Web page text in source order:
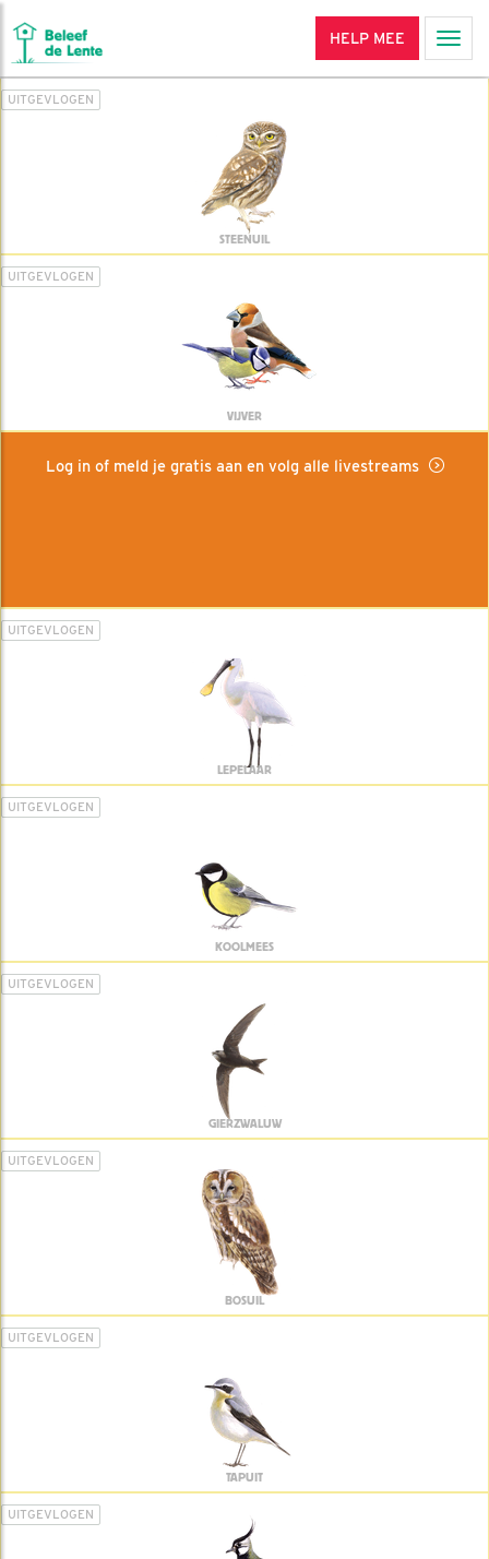
HELP MEE
UITGEVLOGEN
STEENUIL
UITGEVLOGEN
VIJVER
Log in of meld je gratis aan en volg alle livestreams
UITGEVLOGEN
LEPELAAR
UITGEVLOGEN
KOOLMEES
UITGEVLOGEN
GIERZWALUW
UITGEVLOGEN
BOSUIL
UITGEVLOGEN
TAPUIT
UITGEVLOGEN